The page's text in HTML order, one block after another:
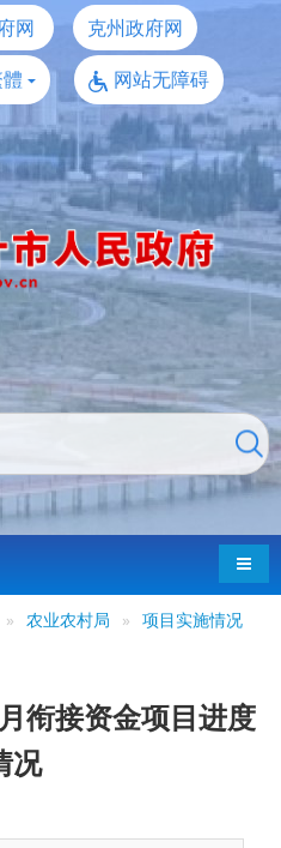
网
克州政府网
网站无障碍
导航
» 农业农村局 » 项目实施情况
衔接资金项目进度
况